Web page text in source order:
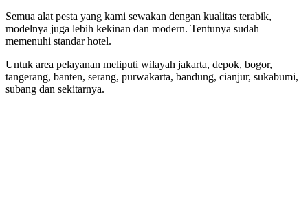
Semua alat pesta yang kami sewakan dengan kualitas terabik,
modelnya juga lebih kekinan dan modern. Tentunya sudah
memenuhi standar hotel.
Untuk area pelayanan meliputi wilayah jakarta, depok, bogor,
tangerang, banten, serang, purwakarta, bandung, cianjur, sukabumi,
subang dan sekitarnya.